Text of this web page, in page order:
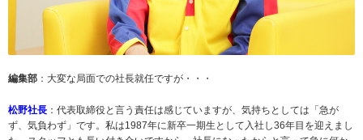
編集部 ：大変な局面での社長就任ですが・・・
松野社長 ：代表取締役と言う責任は感じていますが、気持ちとしては「急が
ず、気負わず」です。私は1987年に新卒一期生として入社し36年目を迎えまし